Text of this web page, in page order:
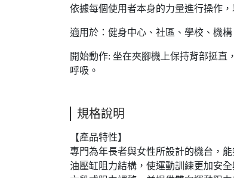
依據每個使用者本身的力量進行操作
適用於：健身中心、社區、學校、機
開始動作: 坐在夾腳機上保持背部挺直
呼吸。
規格說明
【產品特性】
專門為年長者與女性所設計的機台，
油壓缸阻力結構，使運動訓練更加安全